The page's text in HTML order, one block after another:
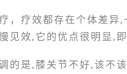
，疗效都存在个体差异
见效,它的优点很明显,
的是,膝关节不好,该不